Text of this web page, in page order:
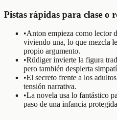
Pistas rápidas para clase o
•Anton empieza como lector
viviendo una, lo que mezcla
propio argumento.
•Rüdiger invierte la figura
pero también despierta
•El secreto frente a los
tensión narrativa.
•La novela usa lo fantástico
paso de una infancia